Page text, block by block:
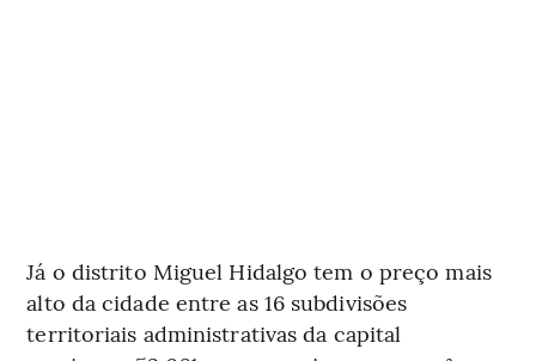
Já o distrito Miguel Hidalgo tem o preço mais
alto da cidade entre as 16 subdivisões
territoriais administrativas da capital